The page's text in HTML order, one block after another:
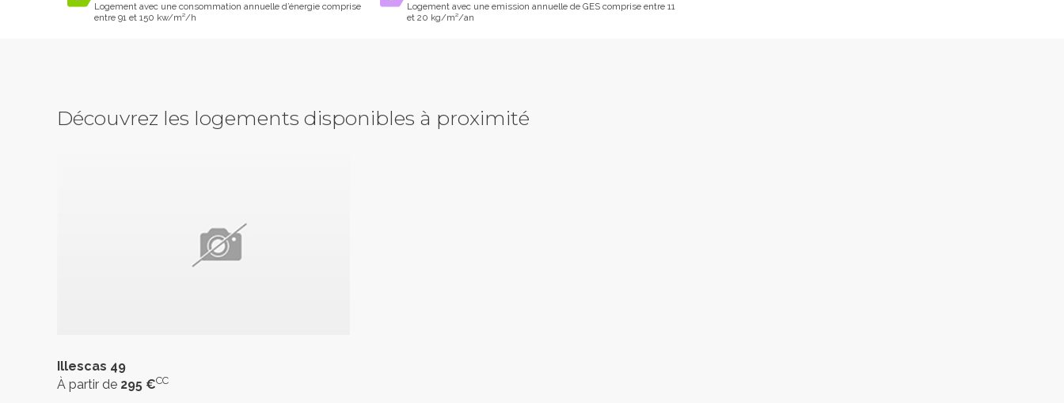
Logement avec une consommation annuelle d’énergie comprise
entre 91 et 150 kw/m²/h
Logement avec une emission annuelle de GES comprise entre 11
et 20 kg/m²/an
Découvrez les logements disponibles à proximité
Illescas 49
À partir de 295 €CC